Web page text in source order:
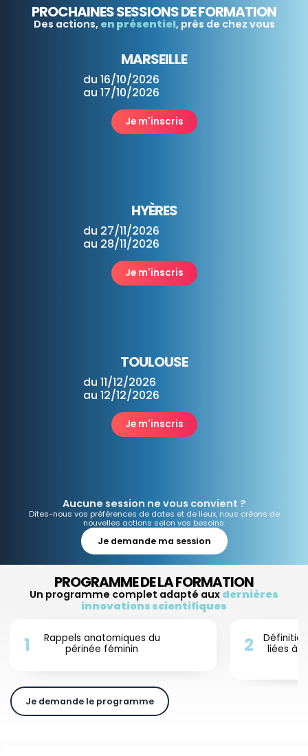
PROCHAINES SESSIONS DE FORMATION
Des actions, en présentiel, près de chez vous
MARSEILLE
du 16/10/2026
au 17/10/2026
Je m'inscris
HYÈRES
du 27/11/2026
au 28/11/2026
Je m'inscris
TOULOUSE
du 11/12/2026
au 12/12/2026
Je m'inscris
Aucune session ne vous convient ?
Dites-nous vos préférences de dates et de lieux, nous créons de
nouvelles actions selon vos besoins.
Je demande ma session
PROGRAMME DE LA FORMATION
Un programme complet adapté aux dernières
innovations scientifiques
1
Rappels anatomiques du
périnée féminin
2
liées à
Je demande le programme